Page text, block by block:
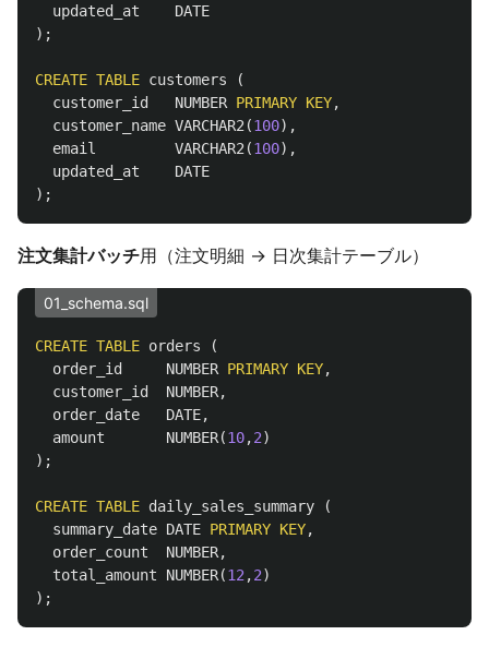
updated_at
DATE
);
CREATE TABLE customers
(
customer_id
NUMBER PRIMARY KEY,
customer_name VARCHAR2 (100),
email
VARCHAR2 (100),
updated_at
DATE
);
注文集計バッチ用（注文明細 → 日次集計テーブル）
01_schema.sql
CREATE TABLE orders
(
order_id
NUMBER PRIMARY KEY,
customer_id
NUMBER,
order_date
DATE,
amount
NUMBER(10,2)
);
CREATE TABLE daily_sales_summary
(
summary_date DATE PRIMARY KEY,
order_count
NUMBER,
total_amount
NUMBER(12 ,2)
);